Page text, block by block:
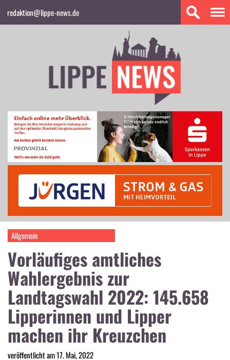
redaktion@lippe-news.de
Allgemein
Vorläufiges amtliches
Wahlergebnis zur
Landtagswahl 2022: 145.658
Lipperinnen und Lipper
machen ihr Kreuzchen
veröffentlicht am 17. Mai, 2022